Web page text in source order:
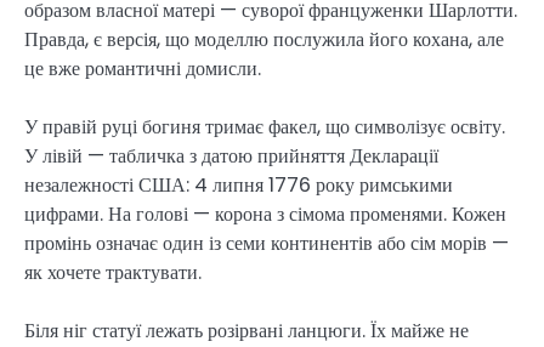
образом власної матері — суворої француженки Шарлотти.
Правда, є версія, що моделлю послужила його кохана, але
це вже романтичні домисли.
У правій руці богиня тримає факел, що символізує освіту.
У лівій — табличка з датою прийняття Декларації
незалежності США: 4 липня 1776 року римськими
цифрами. На голові — корона з сімома променями. Кожен
промінь означає один із семи континентів або сім морів —
як хочете трактувати.
Біля ніг статуї лежать розірвані ланцюги. Їх майже не